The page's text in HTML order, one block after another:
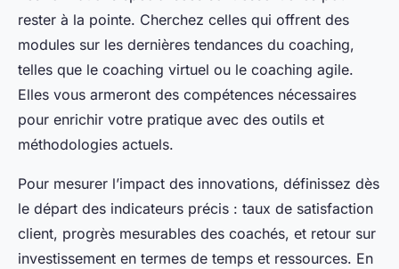
rester à la pointe. Cherchez celles qui offrent des
modules sur les dernières tendances du coaching,
telles que le coaching virtuel ou le coaching agile.
Elles vous armeront des compétences nécessaires
pour enrichir votre pratique avec des outils et
méthodologies actuels.
Pour mesurer l’impact des innovations, définissez dès
le départ des indicateurs précis : taux de satisfaction
client, progrès mesurables des coachés, et retour sur
investissement en termes de temps et ressources. En